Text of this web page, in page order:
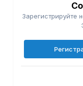
Зарегистрируйте